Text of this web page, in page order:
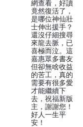
網查看，好讀
竟然復活了，
是哪位神仙壯
士伸出援手？
還沒仔細搜尋
來龍去脈，已
喜極而泣。這
嘉惠眾多書友
但卻無啥收益
的苦工，真的
需要有很多愛
才能繼續下
去，祝福新版
主，謝謝您！
好人一生平
安！